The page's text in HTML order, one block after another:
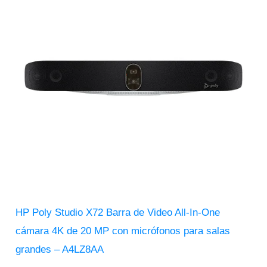
HP Poly Studio X72 Barra de Video All-In-One
cámara 4K de 20 MP con micrófonos para salas
grandes – A4LZ8AA